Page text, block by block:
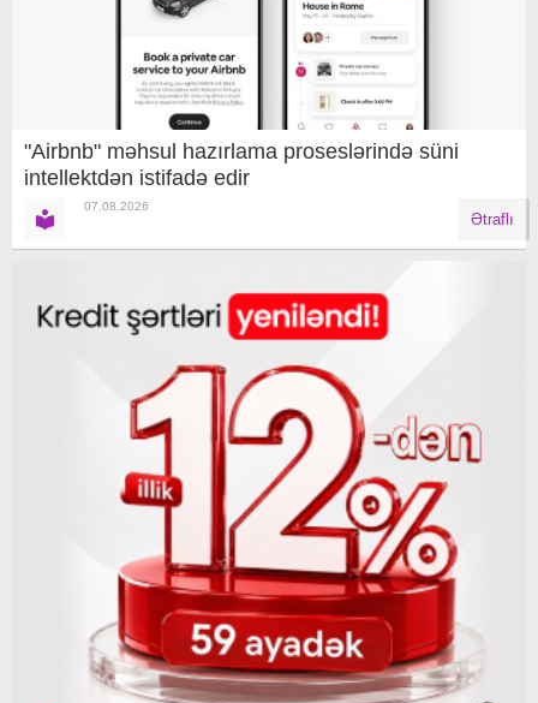
"Airbnb" məhsul hazırlama proseslərində süni
intellektdən istifadə edir
07.08.2026
Ətraflı